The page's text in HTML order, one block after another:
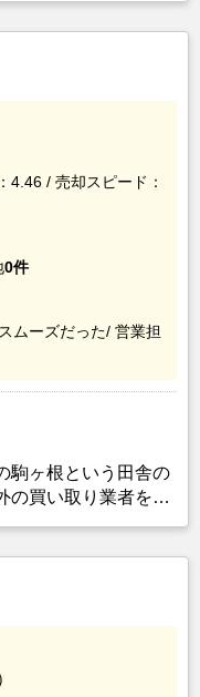
4.46 / 売却スピード：
0件
ムーズだった/ 営業担
駒ヶ根という田舎の
の買い取り業者をみ
けないと考えて売却